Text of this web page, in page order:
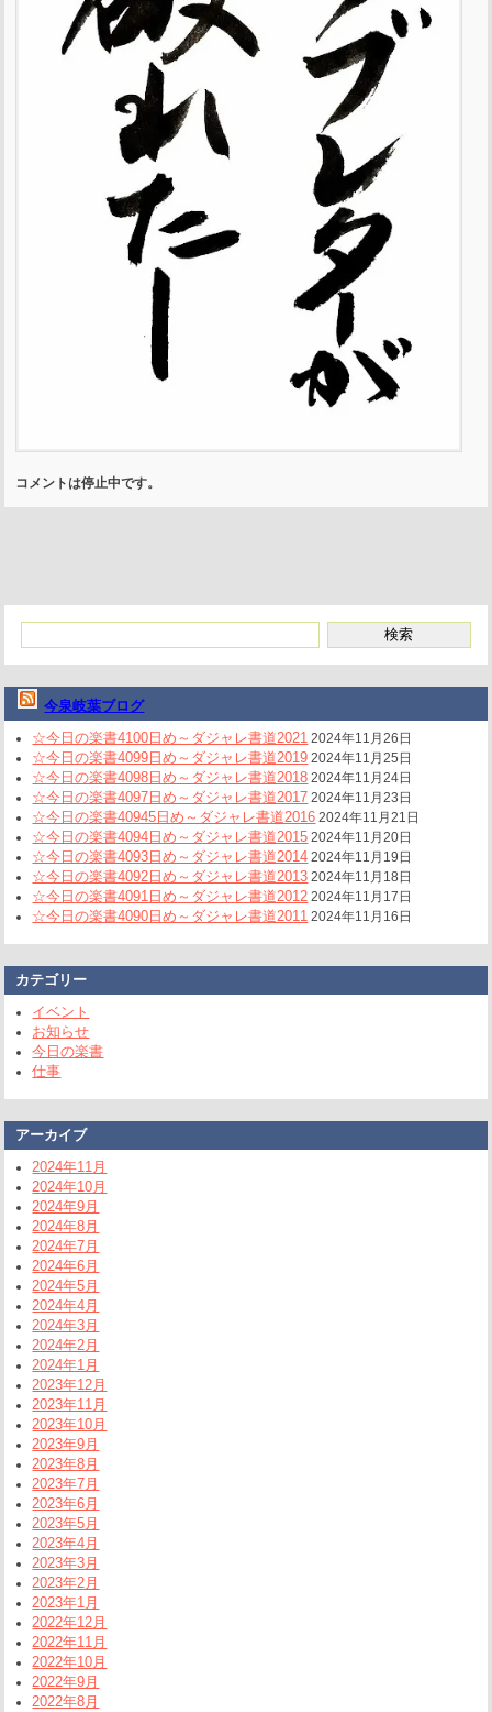
コメントは停止中です。
今泉岐葉ブログ
☆今日の楽書4100日め～ダジャレ書道2021 2024年11月26日
☆今日の楽書4099日め～ダジャレ書道2019 2024年11月25日
☆今日の楽書4098日め～ダジャレ書道2018 2024年11月24日
☆今日の楽書4097日め～ダジャレ書道2017 2024年11月23日
☆今日の楽書40945日め～ダジャレ書道2016 2024年11月21日
☆今日の楽書4094日め～ダジャレ書道2015 2024年11月20日
☆今日の楽書4093日め～ダジャレ書道2014 2024年11月19日
☆今日の楽書4092日め～ダジャレ書道2013 2024年11月18日
☆今日の楽書4091日め～ダジャレ書道2012 2024年11月17日
☆今日の楽書4090日め～ダジャレ書道2011 2024年11月16日
カテゴリー
イベント
お知らせ
今日の楽書
仕事
アーカイブ
2024年11月
2024年10月
2024年9月
2024年8月
2024年7月
2024年6月
2024年5月
2024年4月
2024年3月
2024年2月
2024年1月
2023年12月
2023年11月
2023年10月
2023年9月
2023年8月
2023年7月
2023年6月
2023年5月
2023年4月
2023年3月
2023年2月
2023年1月
2022年12月
2022年11月
2022年10月
2022年9月
2022年8月